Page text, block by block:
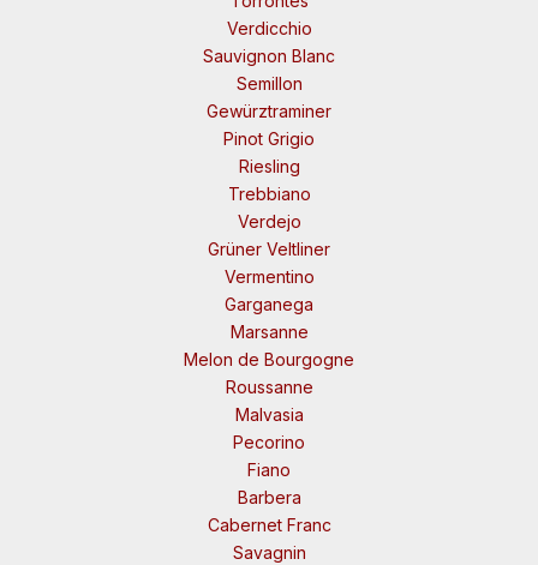
Verdicchio
Sauvignon Blanc
Semillon
Gewürztraminer
Pinot Grigio
Riesling
Trebbiano
Verdejo
Grüner Veltliner
Vermentino
Garganega
Marsanne
Melon de Bourgogne
Roussanne
Malvasia
Pecorino
Fiano
Barbera
Cabernet Franc
Savagnin